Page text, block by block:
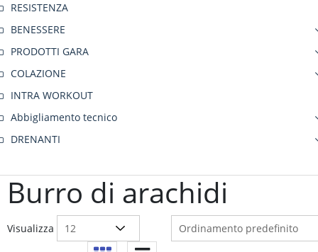
Burro di arachidi
Visualizza
RESISTENZA
BENESSERE
PRODOTTI GARA
COLAZIONE
INTRA WORKOUT
Abbigliamento tecnico
DRENANTI